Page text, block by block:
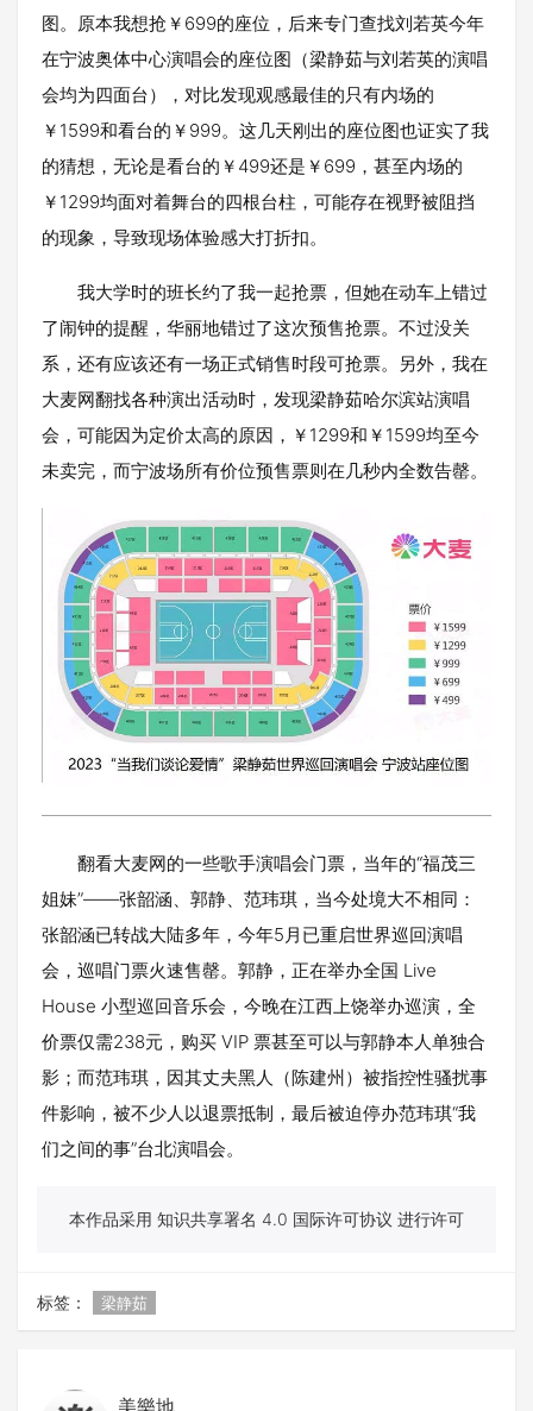
图。原本我想抢￥699的座位，后来专门查找刘若英今年
在宁波奥体中心演唱会的座位图（梁静茹与刘若英的演唱
会均为四面台），对比发现观感最佳的只有内场的
￥1599和看台的￥999。这几天刚出的座位图也证实了我
的猜想，无论是看台的￥499还是￥699，甚至内场的
￥1299均面对着舞台的四根台柱，可能存在视野被阻挡
的现象，导致现场体验感大打折扣。
我大学时的班长约了我一起抢票，但她在动车上错过
了闹钟的提醒，华丽地错过了这次预售抢票。不过没关
系，还有应该还有一场正式销售时段可抢票。另外，我在
大麦网翻找各种演出活动时，发现梁静茹哈尔滨站演唱
会，可能因为定价太高的原因，￥1299和￥1599均至今
未卖完，而宁波场所有价位预售票则在几秒内全数告罄。
翻看大麦网的一些歌手演唱会门票，当年的“福茂三
姐妹”——张韶涵、郭静、范玮琪，当今处境大不相同：
张韶涵已转战大陆多年，今年5月已重启世界巡回演唱
会，巡唱门票火速售罄。郭静，正在举办全国 Live
House 小型巡回音乐会，今晚在江西上饶举办巡演，全
价票仅需238元，购买 VIP 票甚至可以与郭静本人单独合
影；而范玮琪，因其丈夫黑人（陈建州）被指控性骚扰事
件影响，被不少人以退票抵制，最后被迫停办范玮琪“我
们之间的事”台北演唱会。
本作品采用 知识共享署名 4.0 国际许可协议 进行许可
标签： 梁静茹
美樂地